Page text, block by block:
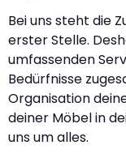
Bei uns steht die
erster Stelle.
umfassenden
Bedürfnisse
Organisation
deiner Möbel in
uns um alles.